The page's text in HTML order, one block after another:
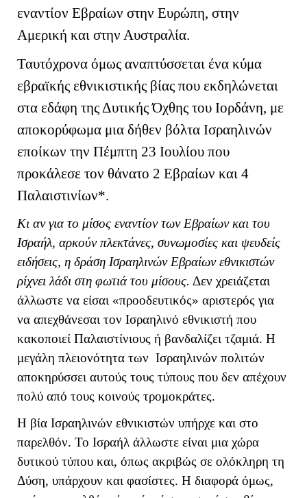
εναντίον Εβραίων στην Ευρώπη, στην
Αμερική και στην Αυστραλία.
Ταυτόχρονα όμως αναπτύσσεται ένα κύμα
εβραϊκής εθνικιστικής βίας που εκδηλώνεται
στα εδάφη της Δυτικής Όχθης του Ιορδάνη, με
αποκορύφωμα μια δήθεν βόλτα Ισραηλινών
εποίκων την Πέμπτη 23 Ιουλίου που
προκάλεσε τον θάνατο 2 Εβραίων και 4
Παλαιστινίων*.
Κι αν για το μίσος εναντίον των Εβραίων και του
Ισραήλ, αρκούν πλεκτάνες, συνωμοσίες και ψευδείς
ειδήσεις, η δράση Ισραηλινών Εβραίων εθνικιστών
ρίχνει λάδι στη φωτιά του μίσους. Δεν χρειάζεται
άλλωστε να είσαι «προοδευτικός» αριστερός για
να απεχθάνεσαι τον Ισραηλινό εθνικιστή που
κακοποιεί Παλαιστίνιους ή βανδαλίζει τζαμιά. Η
μεγάλη πλειονότητα των Ισραηλινών πολιτών
αποκηρύσσει αυτούς τους τύπους που δεν απέχουν
πολύ από τους κοινούς τρομοκράτες.
Η βία Ισραηλινών εθνικιστών υπήρχε και στο
παρελθόν. Το Ισραήλ άλλωστε είναι μια χώρα
δυτικού τύπου και, όπως ακριβώς σε ολόκληρη τη
Δύση, υπάρχουν και φασίστες. Η διαφορά όμως,